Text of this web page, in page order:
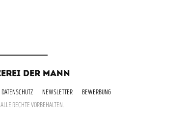
DER MANN
DATENSCHUTZ NEWSLETTER
BEWERBUNG
RECHTE VORBEHALTEN.